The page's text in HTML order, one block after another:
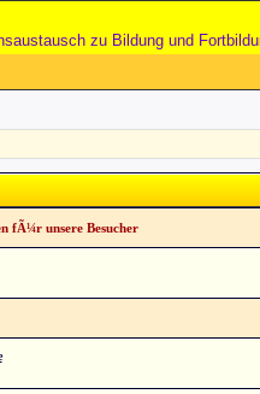
zu Bildung und
fÃ¼r unsere Besucher